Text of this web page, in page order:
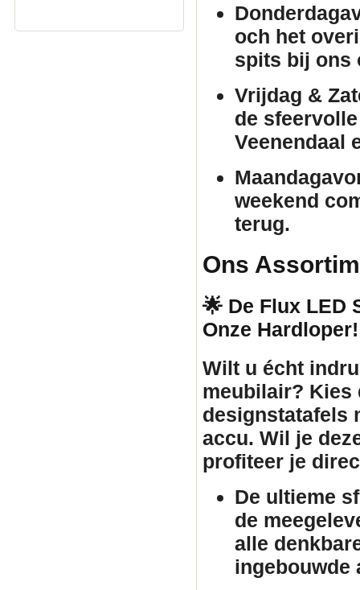
och het
spits bij ons
Vrijdag &
de
Veenendaal
weekend
terug.
Ons
🌟 De Flux LED
Onze Hardloper!
Wilt u écht
meubilair? Kies
designstatafels
accu. Wil je
profiteer je
De ultieme
de
alle
ingebouwde